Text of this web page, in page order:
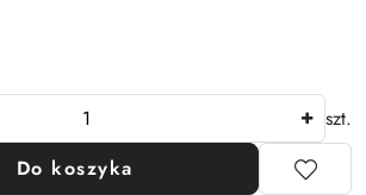
szt.
Do koszyka